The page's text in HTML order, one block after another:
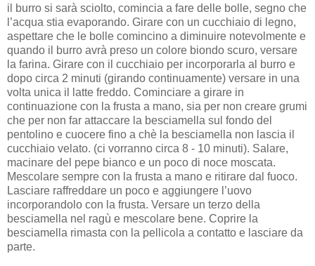
il burro si sarà sciolto, comincia a fare delle bolle, segno che
l’acqua stia evaporando. Girare con un cucchiaio di legno,
aspettare che le bolle comincino a diminuire notevolmente e
quando il burro avrà preso un colore biondo scuro, versare
la farina. Girare con il cucchiaio per incorporarla al burro e
dopo circa 2 minuti (girando continuamente) versare in una
volta unica il latte freddo. Cominciare a girare in
continuazione con la frusta a mano, sia per non creare grumi
che per non far attaccare la besciamella sul fondo del
pentolino e cuocere fino a chè la besciamella non lascia il
cucchiaio velato. (ci vorranno circa 8 - 10 minuti). Salare,
macinare del pepe bianco e un poco di noce moscata.
Mescolare sempre con la frusta a mano e ritirare dal fuoco.
Lasciare raffreddare un poco e aggiungere l’uovo
incorporandolo con la frusta. Versare un terzo della
besciamella nel ragù e mescolare bene. Coprire la
besciamella rimasta con la pellicola a contatto e lasciare da
parte.